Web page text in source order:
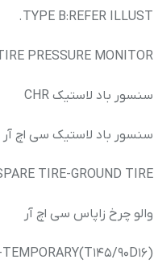
TYPE B:REFER ILLUST.
PRESSURE MONITOR
سنسور باد لاستیک CHR
سنسور باد لاستیک سی اچ آر
TIRE-GROUND TIRE
والو چرخ زاپاس سی اچ آر
90D16)